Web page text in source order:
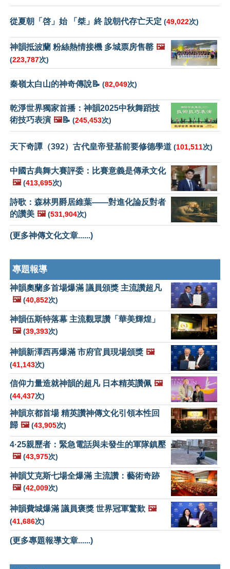
從夏朝「啓」始 「桀」終 說朝代存亡天定 (49,022次)
神韻抵波蘭 粉絲熱情接機 多城票房售罄 🖼️
(223,787次)
秦嶺太白山的神奇傳說📝 (82,049次)
乾淨世界獨家首播：神韻2025中秋舞蹈技
術技巧表演 🖼️📝 (245,453次)
天下奇譚（392）古代皇帝登基前要修德學道 (101,511次)
中國古典舞大賽評委：比賽意義是傳承文化
🖼️ (413,695次)
詩歌：森林男爵居維葉——對進化論反對者
的讚美 🖼️ (531,904次)
(更多神傳文化文章......)
專題報導
神韻奧蘭多首場爆滿 議員頒獎 主流讚超凡
🖼️ (40,852次)
神韻伍斯特落幕 主流觀眾讚「華美輝煌」
🖼️ (39,393次)
神韻新澤西再爆滿 市府官員現場頒獎 🖼️
(41,143次)
信仰力量造就神韻的超凡 日本精英讚佩 🖼️
(44,437次)
神韻京都首場 精英讚神傳文化引領本性回
歸 🖼️ (43,905次)
4·25親歷者：緊急電話與未發生的軍隊鎮壓
🖼️ (43,975次)
神韻艾克斯七場全爆滿 主流讚：藝術奇跡
🖼️ (42,009次)
神韻費城爆滿 議員褒獎 世界冠軍驚歎 🖼️
(41,686次)
(更多專題報導文章......)